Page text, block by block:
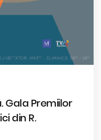
Gala Premiilor
din R.